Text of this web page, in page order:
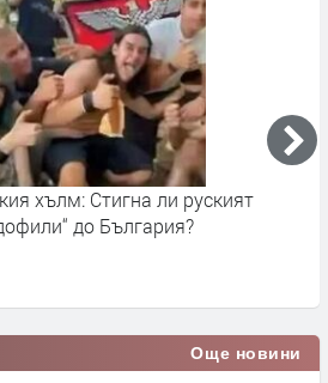
хълм: Стигна ли руският
до България?
Още новини